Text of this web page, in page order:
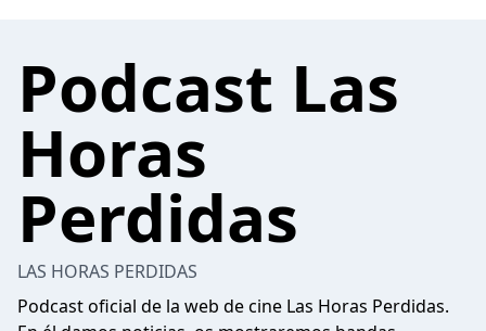
Podcast Las
Horas
Perdidas
LAS HORAS PERDIDAS
Podcast oficial de la web de cine Las Horas Perdidas.